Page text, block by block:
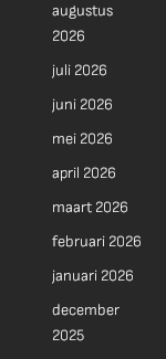
augustus
2026
juli 2026
juni 2026
mei 2026
april 2026
maart 2026
februari 2026
januari 2026
december
2025